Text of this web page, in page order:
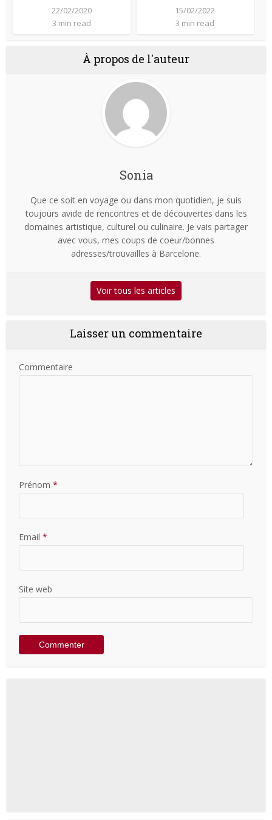
22/02/2020
3 min read
15/02/2022
3 min read
À propos de l'auteur
Sonia
Que ce soit en voyage ou dans mon quotidien, je suis
toujours avide de rencontres et de découvertes dans les
domaines artistique, culturel ou culinaire. Je vais partager
avec vous, mes coups de coeur/bonnes
adresses/trouvailles à Barcelone.
Voir tous les articles
Laisser un commentaire
Commentaire
Prénom *
Email *
Site web